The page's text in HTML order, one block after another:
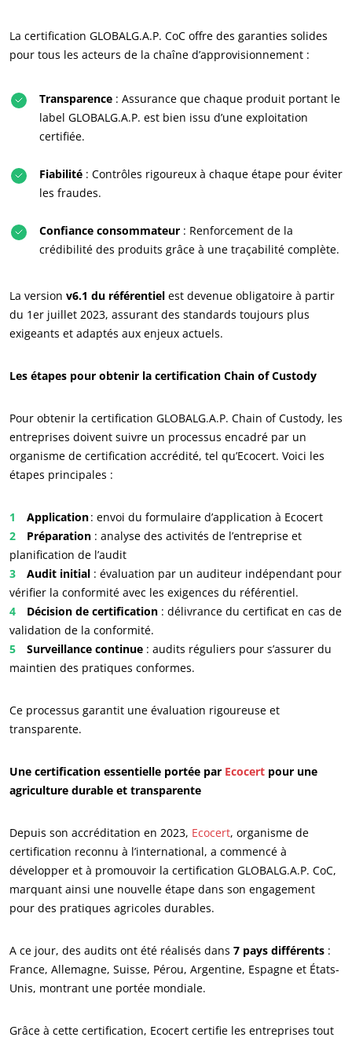
NOS SECTEURS D'ACTIVITÉ
Cosmétique
Textile
Bois et forêt
Produits de la maison
Matériaux durables
Agrofourniture
La certification GLOBALG.A.P. CoC offre des garanties solides
pour tous les acteurs de la chaîne d’approvisionnement :
Transparence : Assurance que chaque produit portant le
label GLOBALG.A.P. est bien issu d’une exploitation
certifiée.
Fiabilité : Contrôles rigoureux à chaque étape pour éviter
les fraudes.
Confiance consommateur : Renforcement de la
crédibilité des produits grâce à une traçabilité complète.
La version v6.1 du référentiel est devenue obligatoire à partir
du 1er juillet 2023, assurant des standards toujours plus
exigeants et adaptés aux enjeux actuels.
Les étapes pour obtenir la certification Chain of Custody
Pour obtenir la certification GLOBALG.A.P. Chain of Custody, les
entreprises doivent suivre un processus encadré par un
organisme de certification accrédité, tel qu’Ecocert. Voici les
étapes principales :
Application: envoi du formulaire d’application à Ecocert
Préparation : analyse des activités de l’entreprise et
planification de l’audit
Audit initial : évaluation par un auditeur indépendant pour
vérifier la conformité avec les exigences du référentiel.
Décision de certification : délivrance du certificat en cas de
validation de la conformité.
Surveillance continue : audits réguliers pour s’assurer du
maintien des pratiques conformes.
Ce processus garantit une évaluation rigoureuse et
transparente.
Une certification essentielle portée par Ecocert pour une
agriculture durable et transparente
Depuis son accréditation en 2023, Ecocert, organisme de
certification reconnu à l’international, a commencé à
développer et à promouvoir la certification GLOBALG.A.P. CoC,
marquant ainsi une nouvelle étape dans son engagement
pour des pratiques agricoles durables.
A ce jour, des audits ont été réalisés dans 7 pays différents :
France, Allemagne, Suisse, Pérou, Argentine, Espagne et États-
Unis, montrant une portée mondiale.
Grâce à cette certification, Ecocert certifie les entreprises tout